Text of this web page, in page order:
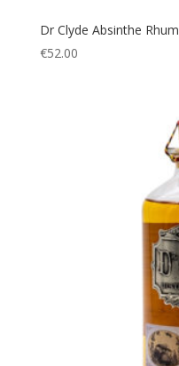
Dr Clyde Absinthe Rhum
€52.00